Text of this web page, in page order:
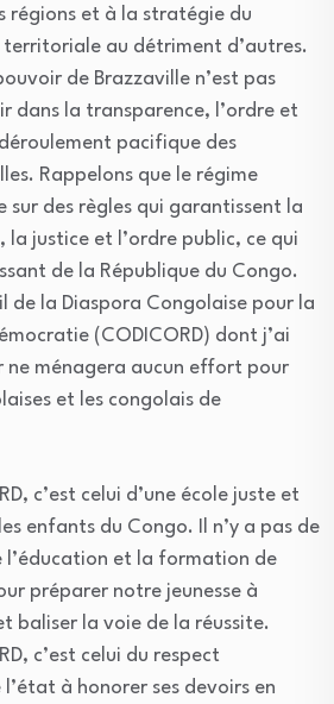
régions et à la stratégie du
au détriment d’autres.
de Brazzaville n’est pas
dans la transparence, l’ordre et
pacifique des
Rappelons que le régime
sur des règles qui garantissent la
la justice et l’ordre public, ce qui
de la République du Congo.
de la Diaspora Congolaise pour la
(CODICORD) dont j’ai
ne ménagera aucun effort pour
et les congolais de
c’est celui d’une école juste et
enfants du Congo. Il n’y a pas de
l’éducation et la formation de
préparer notre jeunesse à
baliser la voie de la réussite.
c’est celui du respect
à honorer ses devoirs en